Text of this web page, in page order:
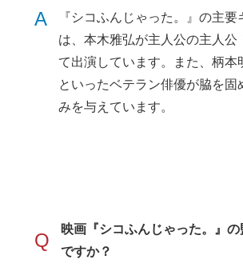
A
『シコふんじゃった。』の主要
は、本木雅弘が主人公の主人公
て出演しています。また、柄本
といったベテラン俳優が脇を固
みを与えています。
Q
映画『シコふんじゃった。』
ですか？